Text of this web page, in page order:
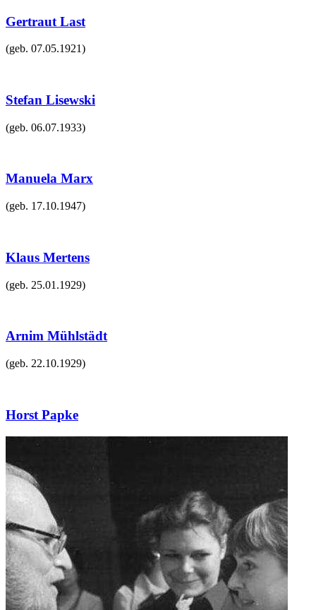
Gertraut Last
(geb. 07.05.1921)
Stefan Lisewski
(geb. 06.07.1933)
Manuela Marx
(geb. 17.10.1947)
Klaus Mertens
(geb. 25.01.1929)
Arnim Mühlstädt
(geb. 22.10.1929)
Horst Papke